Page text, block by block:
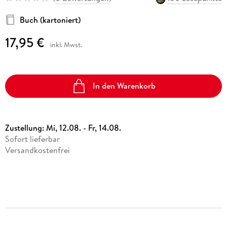
Buch (kartoniert)
17,95 € inkl. Mwst.
In den Warenkorb
Zustellung:Mi, 12.08. - Fr, 14.08.
Sofort lieferbar
Versandkostenfrei